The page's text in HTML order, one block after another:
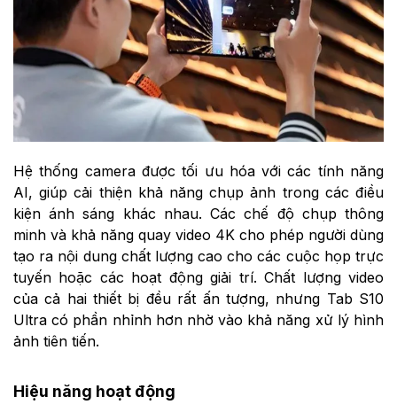
Hệ thống camera được tối ưu hóa với các tính năng
AI, giúp cải thiện khả năng chụp ảnh trong các điều
kiện ánh sáng khác nhau. Các chế độ chụp thông
minh và khả năng quay video 4K cho phép người dùng
tạo ra nội dung chất lượng cao cho các cuộc họp trực
tuyến hoặc các hoạt động giải trí. Chất lượng video
của cả hai thiết bị đều rất ấn tượng, nhưng Tab S10
Ultra có phần nhỉnh hơn nhờ vào khả năng xử lý hình
ảnh tiên tiến.
Hiệu năng hoạt động